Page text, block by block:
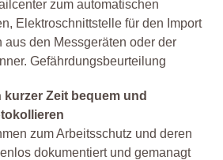
zum automatischen
Elektroschnittstelle für den Import
aus den Messgeräten oder der
Gefährdungsbeurteilung
Zeit bequem und
zum Arbeitsschutz und deren
dokumentiert und gemanagt